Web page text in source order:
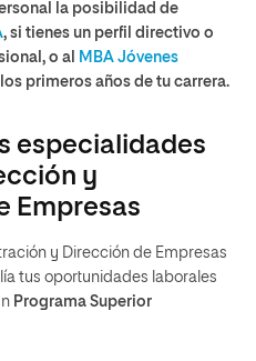
la posibilidad de
, si tienes un perfil directivo o
o al
MBA Jóvenes
primeros años de tu carrera.
especialidades
y
Empresas
y Dirección de Empresas
tus oportunidades laborales
Programa Superior